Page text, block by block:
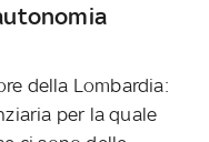
della Lombardia:
per la quale